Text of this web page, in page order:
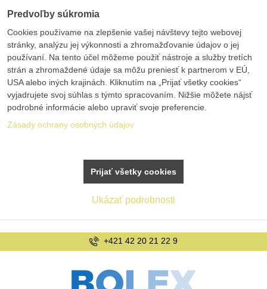
+421 42 20 21 22 9
Predvoľby súkromia
Cookies používame na zlepšenie vašej návštevy tejto webovej
stránky, analýzu jej výkonnosti a zhromažďovanie údajov o jej
používaní. Na tento účel môžeme použiť nástroje a služby tretích
strán a zhromaždené údaje sa môžu preniesť k partnerom v EÚ,
USA alebo iných krajinách. Kliknutím na „Prijať všetky cookies“
vyjadrujete svoj súhlas s týmto spracovaním. Nižšie môžete nájsť
podrobné informácie alebo upraviť svoje preferencie.
Zásady ochrany osobných údajov
Ukázať podrobnosti
Prijať všetky cookies